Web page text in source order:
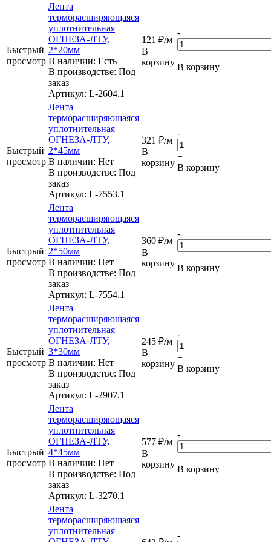
Быстрый
просмотр
Лента
терморасширяющаяся
уплотнительная
ОГНЕЗА-ЛТУ,
2*20мм
В наличии: Eсть
В производстве: Под
заказ
Артикул: L-2604.1
121 ₽/м
В
корзину
-
+
В корзину
Быстрый
просмотр
Лента
терморасширяющаяся
уплотнительная
ОГНЕЗА-ЛТУ,
2*45мм
В наличии: Нет
В производстве: Под
заказ
Артикул: L-7553.1
321 ₽/м
В
корзину
-
+
В корзину
Быстрый
просмотр
Лента
терморасширяющаяся
уплотнительная
ОГНЕЗА-ЛТУ,
2*50мм
В наличии: Нет
В производстве: Под
заказ
Артикул: L-7554.1
360 ₽/м
В
корзину
-
+
В корзину
Быстрый
просмотр
Лента
терморасширяющаяся
уплотнительная
ОГНЕЗА-ЛТУ,
3*30мм
В наличии: Нет
В производстве: Под
заказ
Артикул: L-2907.1
245 ₽/м
В
корзину
-
+
В корзину
Быстрый
просмотр
Лента
терморасширяющаяся
уплотнительная
ОГНЕЗА-ЛТУ,
4*45мм
В наличии: Нет
В производстве: Под
заказ
Артикул: L-3270.1
577 ₽/м
В
корзину
-
+
В корзину
Лента
терморасширяющаяся
уплотнительная
-